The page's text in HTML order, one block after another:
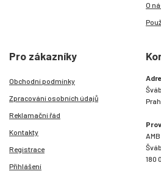
O
Pro zákazníky
Obchodní podmínky
Zpracování osobních údajů
Reklamační řád
Kontakty
Registrace
Přihlášení
180